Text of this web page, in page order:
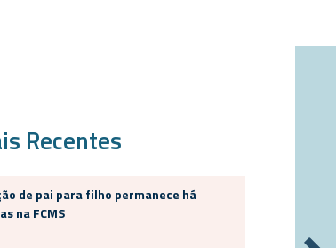
Recentes
de pai para filho permanece há
na FCMS